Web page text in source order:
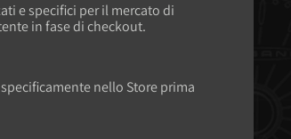
e specifici per il mercato di
in fase di checkout.
nello Store prima